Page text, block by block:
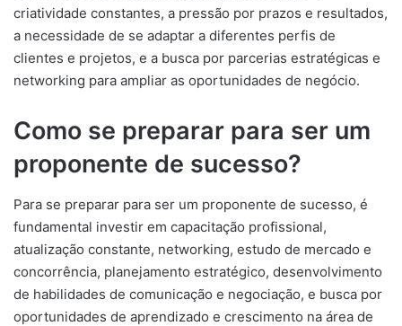
criatividade constantes, a pressão por prazos e resultados,
a necessidade de se adaptar a diferentes perfis de
clientes e projetos, e a busca por parcerias estratégicas e
networking para ampliar as oportunidades de negócio.
Como se preparar para ser um
proponente de sucesso?
Para se preparar para ser um proponente de sucesso, é
fundamental investir em capacitação profissional,
atualização constante, networking, estudo de mercado e
concorrência, planejamento estratégico, desenvolvimento
de habilidades de comunicação e negociação, e busca por
oportunidades de aprendizado e crescimento na área de